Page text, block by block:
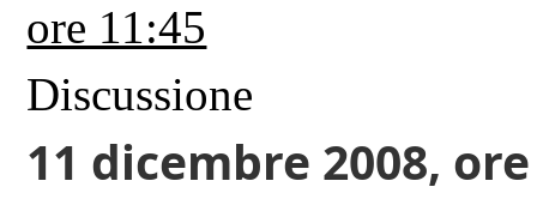
ore 11:45
Discussione
11 dicembre 2008,